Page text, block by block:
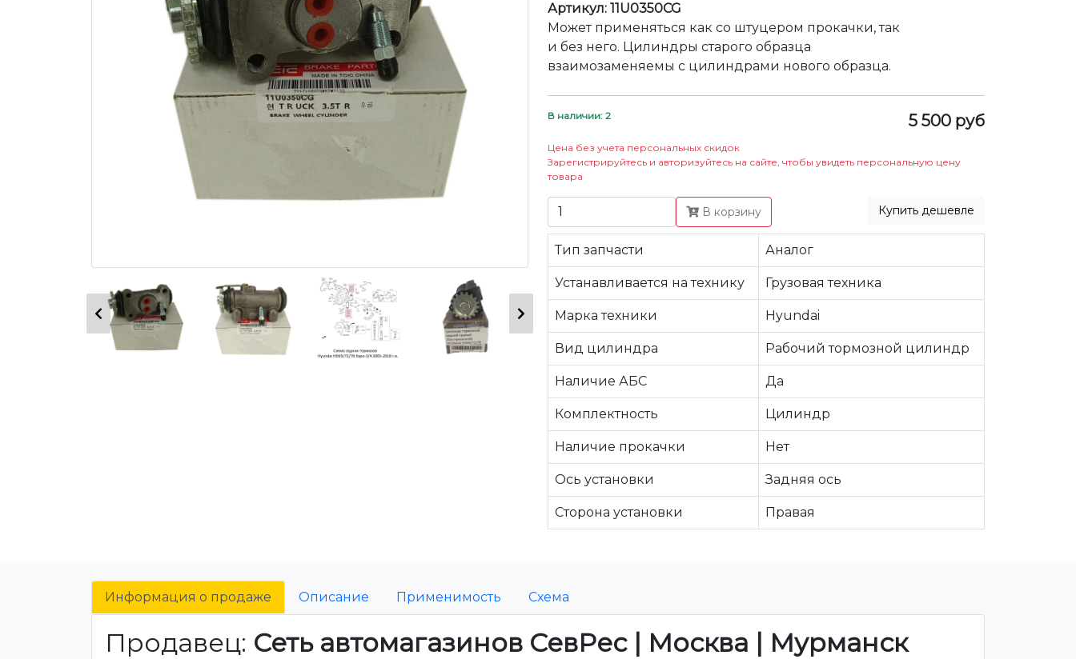
Артикул: 11U0350CG
Может применяться как со штуцером прокачки, так
и без него. Цилиндры старого образца
взаимозаменяемы с цилиндрами нового образца.
В наличии: 2 5 500 руб
Цена без учета персональных скидок
Зарегистрируйтесь и авторизуйтесь на сайте, чтобы увидеть персональную цену
товара
В корзину Купить дешевле
Тип запчасти Аналог
Устанавливается на технику Грузовая техника
Марка техники Hyundai
Вид цилиндра Рабочий тормозной цилиндр
Наличие АБС Да
Комплектность Цилиндр
Наличие прокачки Нет
Ось установки Задняя ось
Сторона установки Правая
Информация о продаже Описание Применимость Схема
Продавец: Сеть автомагазинов СевРес | Москва | Мурманск